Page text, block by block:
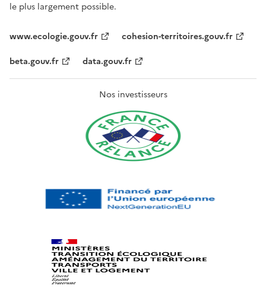
le plus largement possible.
www.ecologie.gouv.fr
cohesion-territoires.gouv.fr
beta.gouv.fr
data.gouv.fr
Nos investisseurs